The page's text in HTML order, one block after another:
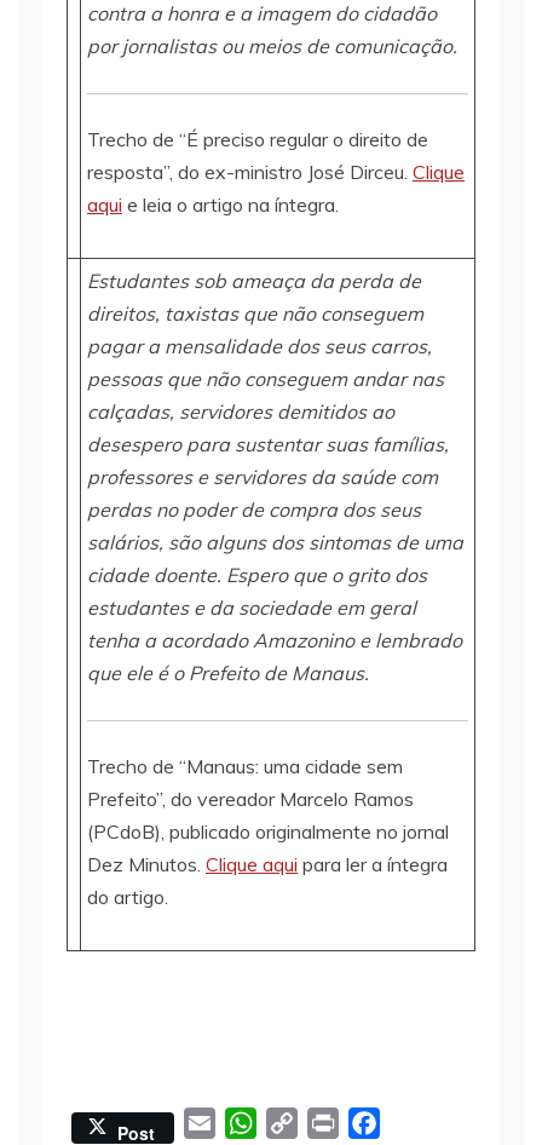
contra a honra e a imagem do cidadão
por jornalistas ou meios de comunicação.
Trecho de “É preciso regular o direito de
resposta”, do ex-ministro José Dirceu. Clique
aqui e leia o artigo na íntegra.
Estudantes sob ameaça da perda de
direitos, taxistas que não conseguem
pagar a mensalidade dos seus carros,
pessoas que não conseguem andar nas
calçadas, servidores demitidos ao
desespero para sustentar suas famílias,
professores e servidores da saúde com
perdas no poder de compra dos seus
salários, são alguns dos sintomas de uma
cidade doente. Espero que o grito dos
estudantes e da sociedade em geral
tenha a acordado Amazonino e lembrado
que ele é o Prefeito de Manaus.
Trecho de “Manaus: uma cidade sem
Prefeito”, do vereador Marcelo Ramos
(PCdoB), publicado originalmente no jornal
Dez Minutos. Clique aqui para ler a íntegra
do artigo.
Post
W